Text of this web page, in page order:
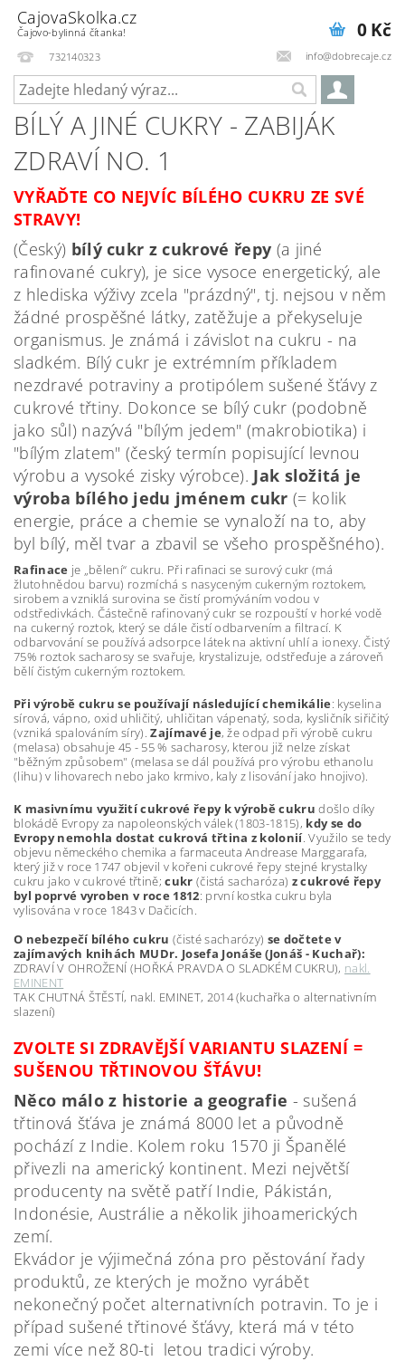
CajovaSkolka.cz
Čajovo-bylinná čítanka!
732140323
info@dobrecaje.cz
0 Kč
BÍLÝ A JINÉ CUKRY - ZABIJÁK
ZDRAVÍ NO. 1
VYŘAĎTE CO NEJVÍC BÍLÉHO CUKRU ZE SVÉ
STRAVY!
(Český) bílý cukr z cukrové řepy (a jiné
rafinované cukry), je sice vysoce energetický, ale
z hlediska výživy zcela "prázdný", tj. nejsou v něm
žádné prospěšné látky, zatěžuje a překyseluje
organismus. Je známá i závislot na cukru - na
sladkém. Bílý cukr je extrémním příkladem
nezdravé potraviny a protipólem sušené šťávy z
cukrové třtiny. Dokonce se bílý cukr (podobně
jako sůl) nazývá "bílým jedem" (makrobiotika) i
"bílým zlatem" (český termín popisující levnou
výrobu a vysoké zisky výrobce). Jak složitá je
výroba bílého jedu jménem cukr (= kolik
energie, práce a chemie se vynaloží na to, aby
byl bílý, měl tvar a zbavil se všeho prospěšného).
Rafinace je „bělení“ cukru. Při rafinaci se surový cukr (má
žlutohnědou barvu) rozmíchá s nasyceným cukerným roztokem,
sirobem a vzniklá surovina se čistí promýváním vodou v
odstředivkách. Částečně rafinovaný cukr se rozpouští v horké vodě
na cukerný roztok, který se dále čistí odbarvením a filtrací. K
odbarvování se používá adsorpce látek na aktivní uhlí a ionexy. Čistý
75% roztok sacharosy se svařuje, krystalizuje, odstřeďuje a zároveň
bělí čistým cukerným roztokem.
Při výrobě cukru se používají následující chemikálie: kyselina
sírová, vápno, oxid uhličitý, uhličitan vápenatý, soda, kysličník siřičitý
(vzniká spalováním síry).Zajímavé je, že odpad při výrobě cukru
(melasa) obsahuje 45 - 55 % sacharosy, kterou již nelze získat
"běžným způsobem" (melasa se dál používá pro výrobu ethanolu
(lihu) v lihovarech nebo jako krmivo, kaly z lisování jako hnojivo).
K masivnímu využití cukrové řepy k výrobě cukru došlo díky
blokádě Evropy za napoleonských válek (1803-1815), kdy se do
Evropy nemohla dostat cukrová třtina z kolonií. Využilo se tedy
objevu německého chemika a farmaceuta Andrease Marggarafa,
který již v roce 1747 objevil v kořeni cukrové řepy stejné krystalky
cukru jako v cukrové třtině;cukr (čistá sacharóza) z cukrové řepy
byl poprvé vyroben v roce 1812: první kostka cukru byla
vylisována v roce 1843 v Dačicích.
O nebezpečí bílého cukru (čisté sacharózy) se dočtete v
zajímavých knihách MUDr. Josefa Jonáše (Jonáš - Kuchař):
ZDRAVÍ V OHROŽENÍ (HOŘKÁ PRAVDA O SLADKÉM CUKRU), nakl.
EMINENT
TAK CHUTNÁ ŠTĚSTÍ, nakl. EMINET, 2014 (kuchařka o alternativním
slazení)
ZVOLTE SI ZDRAVĚJŠÍ VARIANTU SLAZENÍ =
SUŠENOU TŘTINOVOU ŠŤÁVU!
Něco málo z historie a geografie - sušená
třtinová šťáva je známá 8000 let a původně
pochází z Indie. Kolem roku 1570 ji Španělé
přivezli na americký kontinent. Mezi největší
producenty na světě patří Indie, Pákistán,
Indonésie, Austrálie a několik jihoamerických
zemí.
Ekvádor je výjimečná zóna pro pěstování řady
produktů, ze kterých je možno vyrábět
nekonečný počet alternativních potravin. To je i
případ sušené třtinové šťávy, která má v této
zemi více než 80-ti letou tradici výroby.